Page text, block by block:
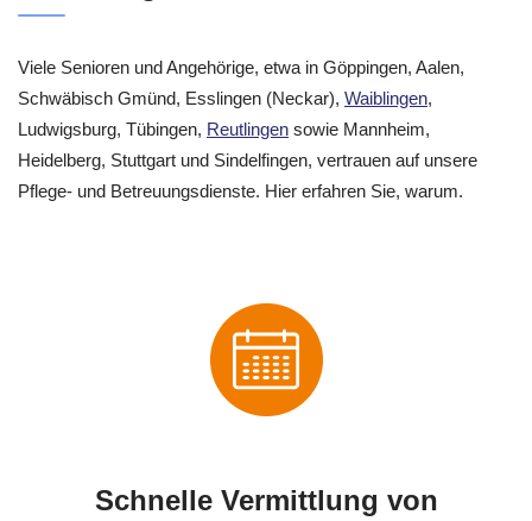
Viele Senioren und Angehörige, etwa in Göppingen, Aalen,
Schwäbisch Gmünd, Esslingen (Neckar), Waiblingen,
Ludwigsburg, Tübingen, Reutlingen sowie Mannheim,
Heidelberg, Stuttgart und Sindelfingen, vertrauen auf unsere
Pflege- und Betreuungsdienste. Hier erfahren Sie, warum.
Schnelle Vermittlung von